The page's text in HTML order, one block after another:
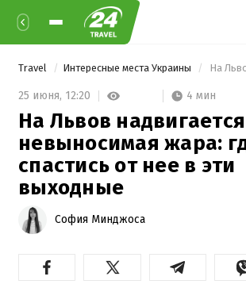
Travel Интересные места Украины
25 июня, 12:20 4 мин
На Львов надвигается
невыносимая жара:
спастись от нее в эти
выходные
София Минджоса